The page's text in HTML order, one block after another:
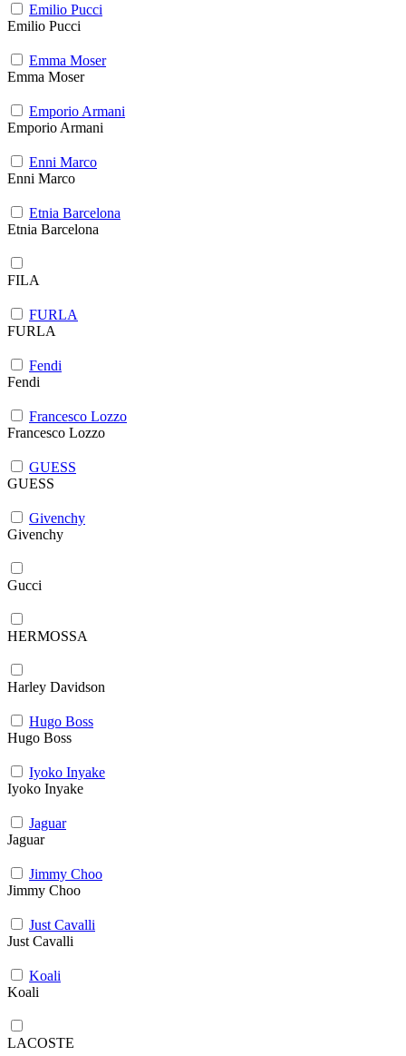
Emilio Pucci
Emilio Pucci
Emma Moser
Emma Moser
Emporio Armani
Emporio Armani
Enni Marco
Enni Marco
Etnia Barcelona
Etnia Barcelona
FILA
FURLA
FURLA
Fendi
Fendi
Francesco Lozzo
Francesco Lozzo
GUESS
GUESS
Givenchy
Givenchy
Gucci
HERMOSSA
Harley Davidson
Hugo Boss
Hugo Boss
Iyoko Inyake
Iyoko Inyake
Jaguar
Jaguar
Jimmy Choo
Jimmy Choo
Just Cavalli
Just Cavalli
Koali
Koali
LACOSTE